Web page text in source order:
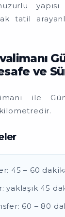
tatil
ve
ile
45 – 60
yaklaşık 45
60 – 80